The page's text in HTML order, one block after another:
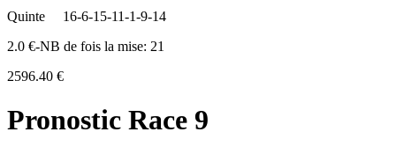
Quinte
16-6-15-11-1-9-14
2.0 €-NB de fois la mise: 21
2596.40 €
Pronostic Race 9